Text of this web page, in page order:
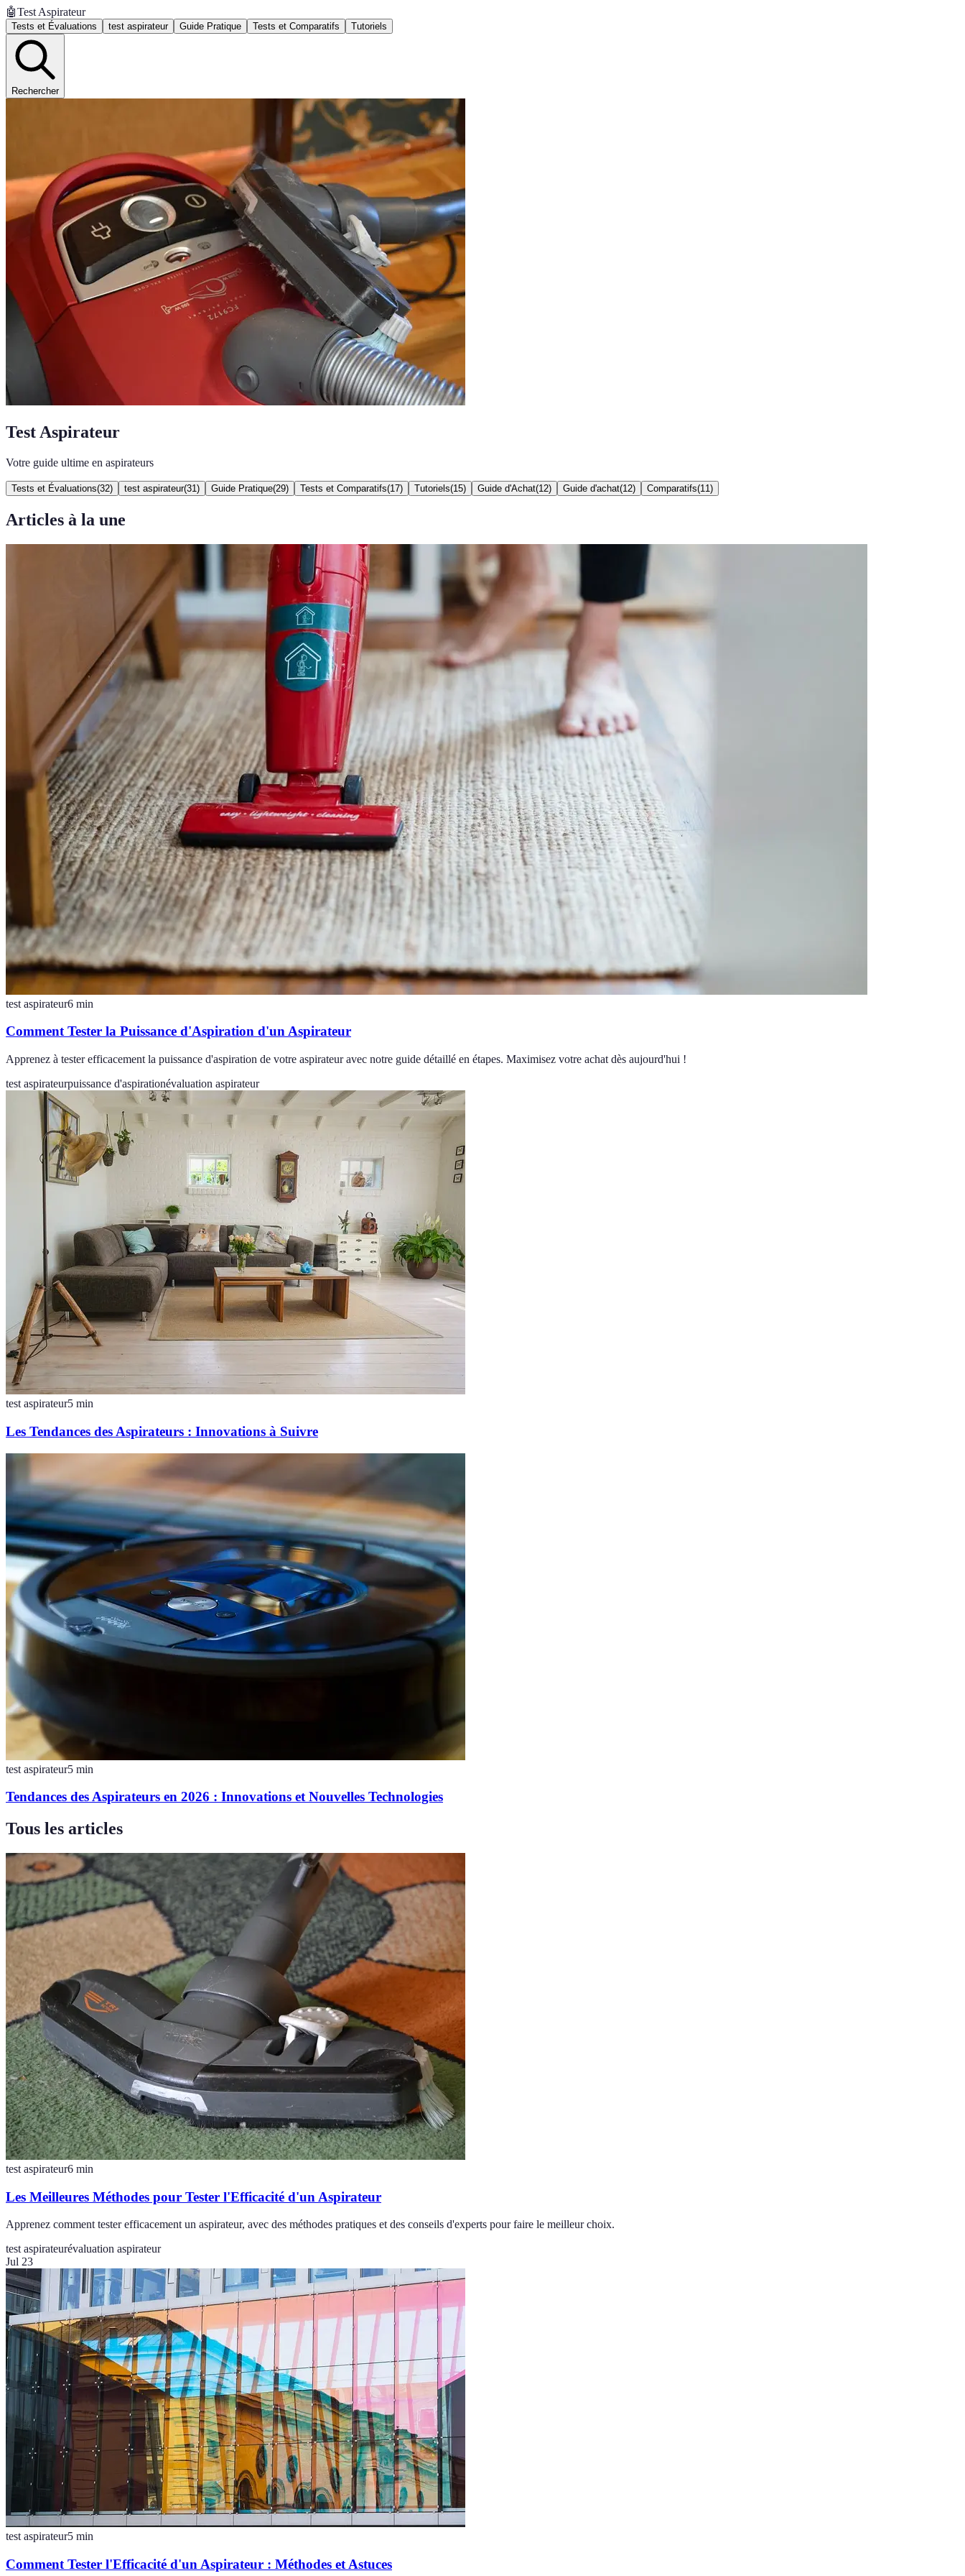
🤖Test Aspirateur
Tests et Évaluations test aspirateur Guide Pratique Tests et Comparatifs Tutoriels
Rechercher
Test Aspirateur
Votre guide ultime en aspirateurs
Tests et Évaluations(32) test aspirateur(31 ) Guide Pratique(29) Tests et Comparatifs(17) Tutoriels(15) Guide d'Achat(12) Guide d'achat(12) Comparatifs(11 )
Articles à la une
test aspirateur6 min
Comment Tester la Puissance d'Aspiration d'un Aspirateur
Apprenez à tester efficacement la puissance d'aspiration de votre aspirateur avec notre guide détaillé en étapes. Maximisez votre achat dès aujourd'hui !
test aspirateurpuissance d'aspirationévaluation aspirateur
test aspirateur5 min
Les Tendances des Aspirateurs : Innovations à Suivre
test aspirateur5 min
Tendances des Aspirateurs en 2026 : Innovations et Nouvelles Technologies
Tous les articles
test aspirateur6 min
Les Meilleures Méthodes pour Tester l'Efficacité d'un Aspirateur
Apprenez comment tester efficacement un aspirateur, avec des méthodes pratiques et des conseils d'experts pour faire le meilleur choix.
test aspirateurévaluation aspirateur
Jul 23
test aspirateur5 min
Comment Tester l'Efficacité d'un Aspirateur : Méthodes et Astuces